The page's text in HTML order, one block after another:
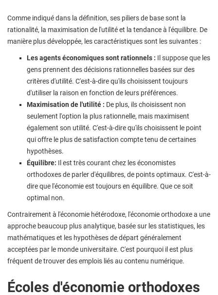
Comme indiqué dans la définition, ses piliers de base sont la
rationalité, la maximisation de l'utilité et la tendance à l'équilibre. De
manière plus développée, les caractéristiques sont les suivantes :
Les agents économiques sont rationnels : Il suppose que les
gens prennent des décisions rationnelles basées sur des
critères d'utilité. C'est-à-dire qu'ils choisissent toujours
d'utiliser la raison en fonction de leurs préférences.
Maximisation de l'utilité : De plus, ils choisissent non
seulement l'option la plus rationnelle, mais maximisent
également son utilité. C'est-à-dire qu'ils choisissent le point
qui offre le plus de satisfaction compte tenu de certaines
hypothèses.
Équilibre: Il est très courant chez les économistes
orthodoxes de parler d'équilibres, de points optimaux. C'est-à-
dire que l'économie est toujours en équilibre. Que ce soit
optimal non.
Contrairement à l'économie hétérodoxe, l'économie orthodoxe a une
approche beaucoup plus analytique, basée sur les statistiques, les
mathématiques et les hypothèses de départ généralement
acceptées par le monde universitaire. C'est pourquoi il est plus
fréquent de trouver des emplois liés au contenu numérique.
Écoles d'économie orthodoxes